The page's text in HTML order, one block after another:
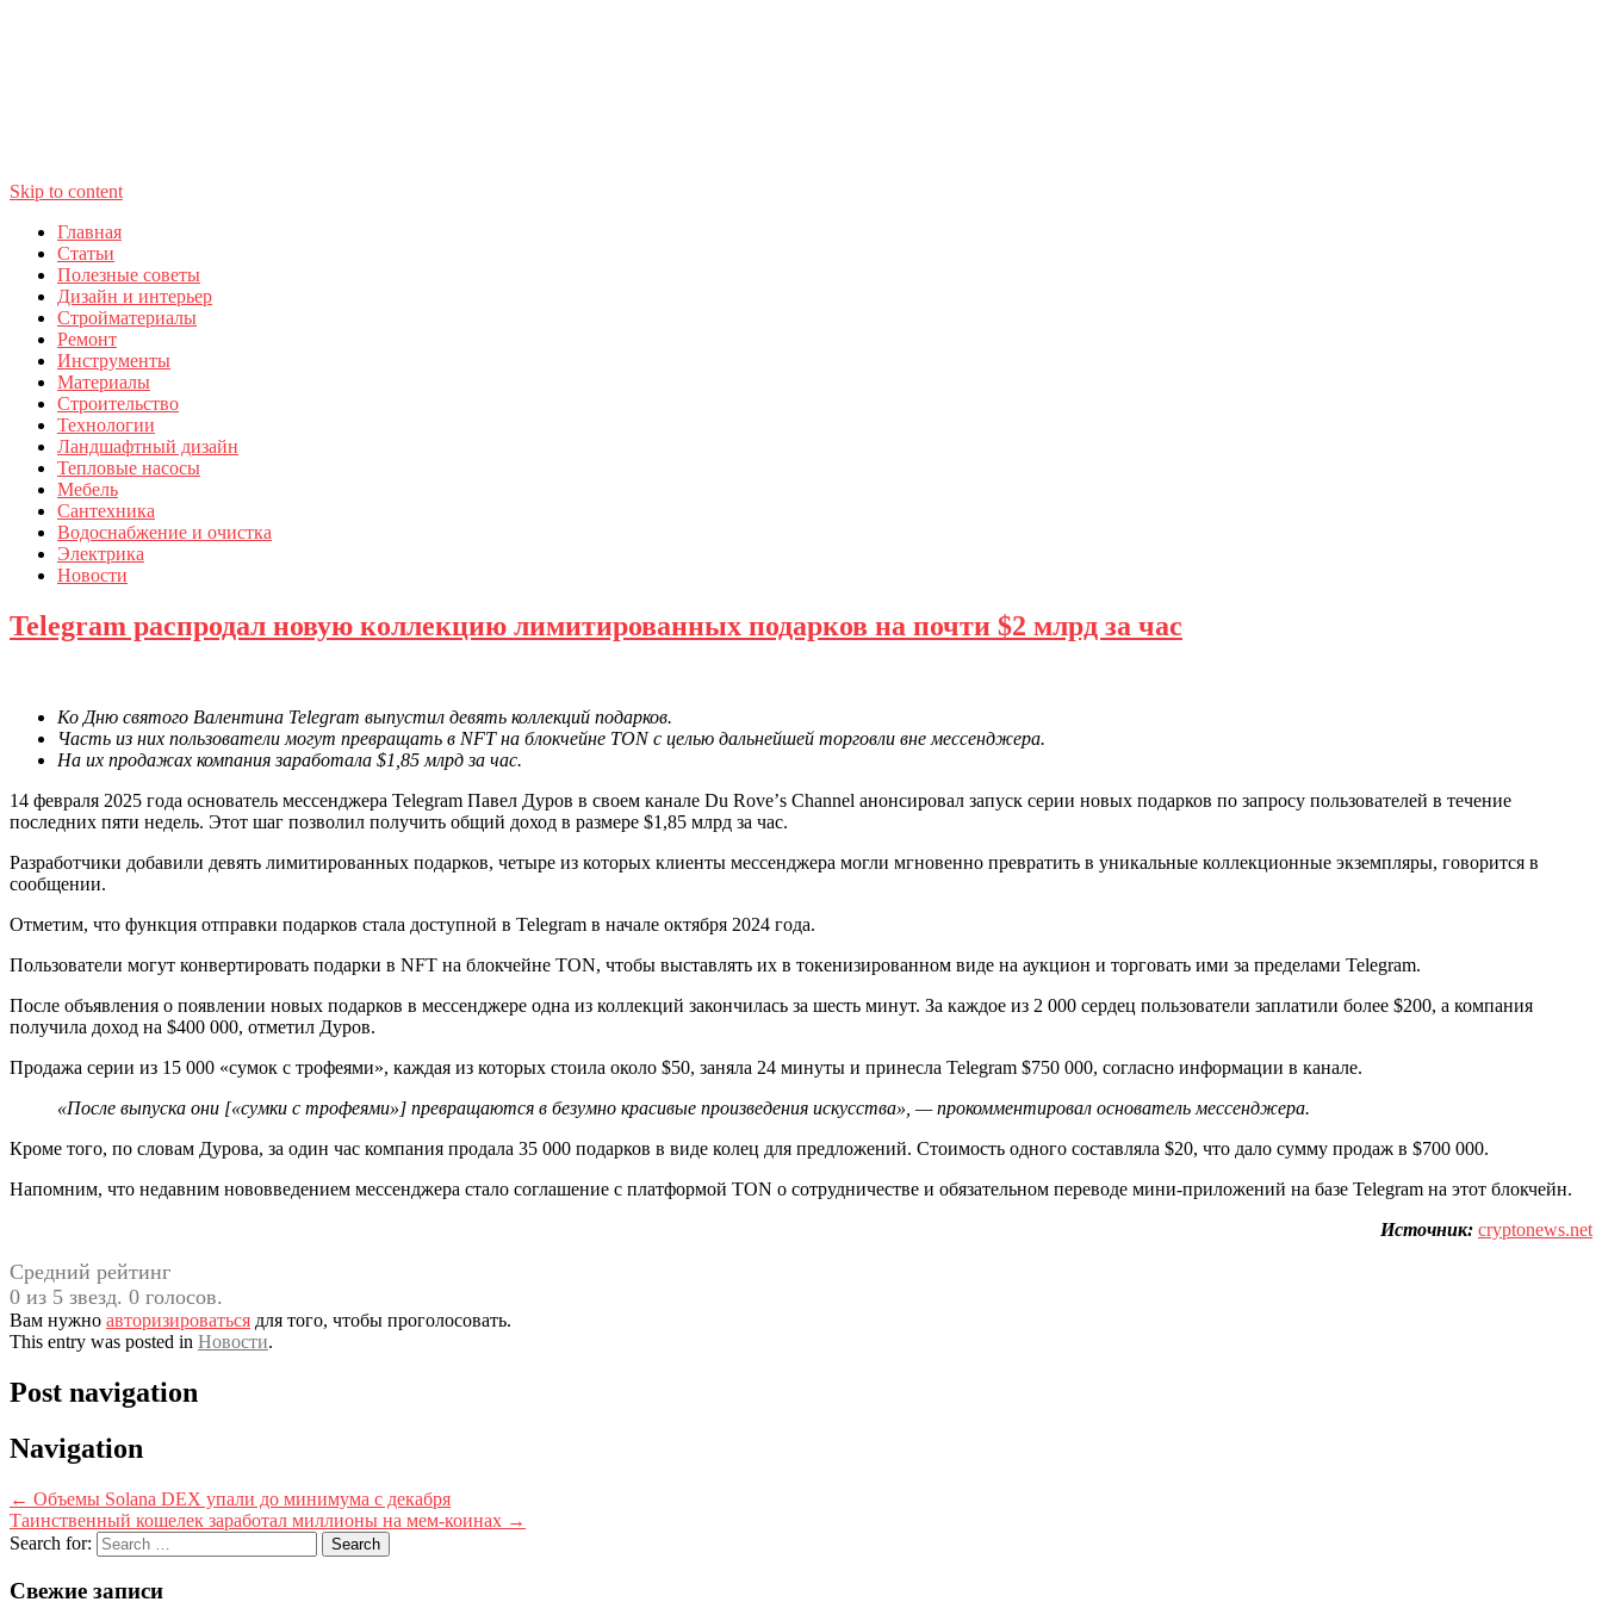
Skip to content
Главная
Статьи
Полезные советы
Дизайн и интерьер
Стройматериалы
Ремонт
Инструменты
Материалы
Строительство
Технологии
Ландшафтный дизайн
Тепловые насосы
Мебель
Сантехника
Водоснабжение и очистка
Электрика
Новости
Telegram распродал новую коллекцию лимитированных подарков на почти $2 млрд за час
Ко Дню святого Валентина Telegram выпустил девять коллекций подарков.
Часть из них пользователи могут превращать в NFT на блокчейне TON с целью дальнейшей торговли вне мессенджера.
На их продажах компания заработала $1,85 млрд за час.
14 февраля 2025 года основатель мессенджера Telegram Павел Дуров в своем канале Du Roveʼs Channel анонсировал запуск серии новых подарков по запросу пользователей в течение
последних пяти недель. Этот шаг позволил получить общий доход в размере $1,85 млрд за час.
Разработчики добавили девять лимитированных подарков, четыре из которых клиенты мессенджера могли мгновенно превратить в уникальные коллекционные экземпляры, говорится в
сообщении.
Отметим, что функция отправки подарков стала доступной в Telegram в начале октября 2024 года.
Пользователи могут конвертировать подарки в NFT на блокчейне TON, чтобы выставлять их в токенизированном виде на аукцион и торговать ими за пределами Telegram.
После объявления о появлении новых подарков в мессенджере одна из коллекций закончилась за шесть минут. За каждое из 2 000 сердец пользователи заплатили более $200, а компания
получила доход на $400 000, отметил Дуров.
Продажа серии из 15 000 «сумок с трофеями», каждая из которых стоила около $50, заняла 24 минуты и принесла Telegram $750 000, согласно информации в канале.
«После выпуска они [«сумки с трофеями»] превращаются в безумно красивые произведения искусства», — прокомментировал основатель мессенджера.
Кроме того, по словам Дурова, за один час компания продала 35 000 подарков в виде колец для предложений. Стоимость одного составляла $20, что дало сумму продаж в $700 000.
Напомним, что недавним нововведением мессенджера стало соглашение с платформой TON о сотрудничестве и обязательном переводе мини-приложений на базе Telegram на этот блокчейн.
Источник: cryptonews.net
Средний рейтинг
0 из 5 звезд. 0 голосов.
Вам нужно авторизироваться для того, чтобы проголосовать.
This entry was posted in Новости.
Post navigation
Navigation
← Объемы Solana DEX упали до минимума с декабря
Таинственный кошелек заработал миллионы на мем-коинах →
Search for:
Свежие записи